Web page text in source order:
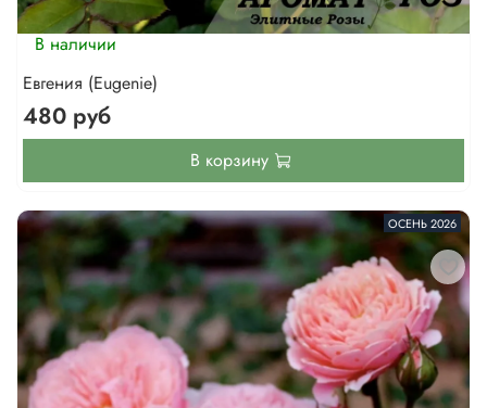
В наличии
Евгения (Eugenie)
480 руб
В корзину
ОСЕНЬ 2026